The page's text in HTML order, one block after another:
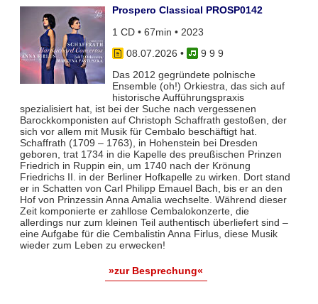
Prospero Classical PROSP0142
1 CD • 67min • 2023
08.07.2026 •
9 9 9
Das 2012 gegründete polnische
Ensemble (oh!) Orkiestra, das sich auf
historische Aufführungspraxis
spezialisiert hat, ist bei der Suche nach vergessenen
Barockkomponisten auf Christoph Schaffrath gestoßen, der
sich vor allem mit Musik für Cembalo beschäftigt hat.
Schaffrath (1709 – 1763), in Hohenstein bei Dresden
geboren, trat 1734 in die Kapelle des preußischen Prinzen
Friedrich in Ruppin ein, um 1740 nach der Krönung
Friedrichs II. in der Berliner Hofkapelle zu wirken. Dort stand
er in Schatten von Carl Philipp Emauel Bach, bis er an den
Hof von Prinzessin Anna Amalia wechselte. Während dieser
Zeit komponierte er zahllose Cembalokonzerte, die
allerdings nur zum kleinen Teil authentisch überliefert sind –
eine Aufgabe für die Cembalistin Anna Firlus, diese Musik
wieder zum Leben zu erwecken!
»zur Besprechung«